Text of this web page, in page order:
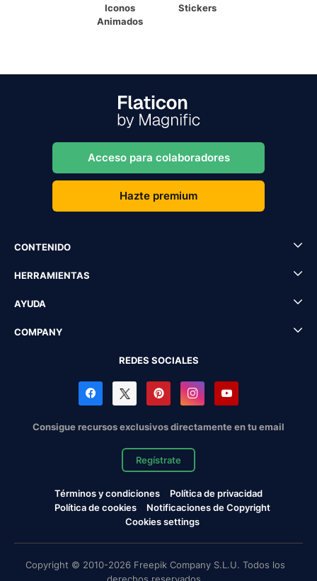
Iconos
Animados
Stickers
Acceso para colaboradores
Hazte premium
CONTENIDO
HERRAMIENTAS
AYUDA
COMPANY
REDES SOCIALES
Consigue recursos exclusivos directamente en tu email
Regístrate
Términos y condiciones
Política de privacidad
Política de cookies
Notificaciones de Copyright
Cookies settings
Copyright © 2010-2026 Freepik Company S.L.U. Todos los